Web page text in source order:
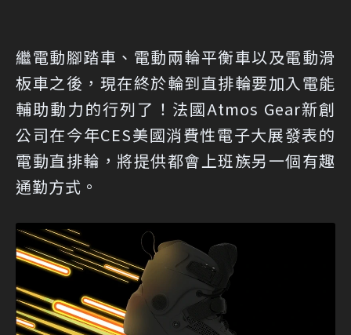
繼電動腳踏車、電動兩輪平衡車以及電動滑
板車之後，現在終於輪到直排輪要加入電能
輔助動力的行列了！法國Atmos Gear新創
公司在今年CES美國消費性電子大展發表的
電動直排輪，將提供都會上班族另一個有趣
通勤方式。